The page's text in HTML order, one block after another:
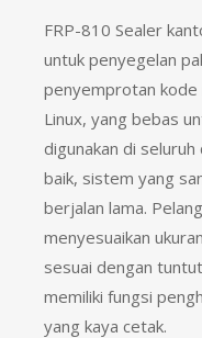
FRP-810 Sealer
untuk penyegelan
penyemprotan
Linux, yang bebas
digunakan di
baik, sistem yang
berjalan lama.
menyesuaikan
sesuai dengan
memiliki fungsi
yang kaya cetak.